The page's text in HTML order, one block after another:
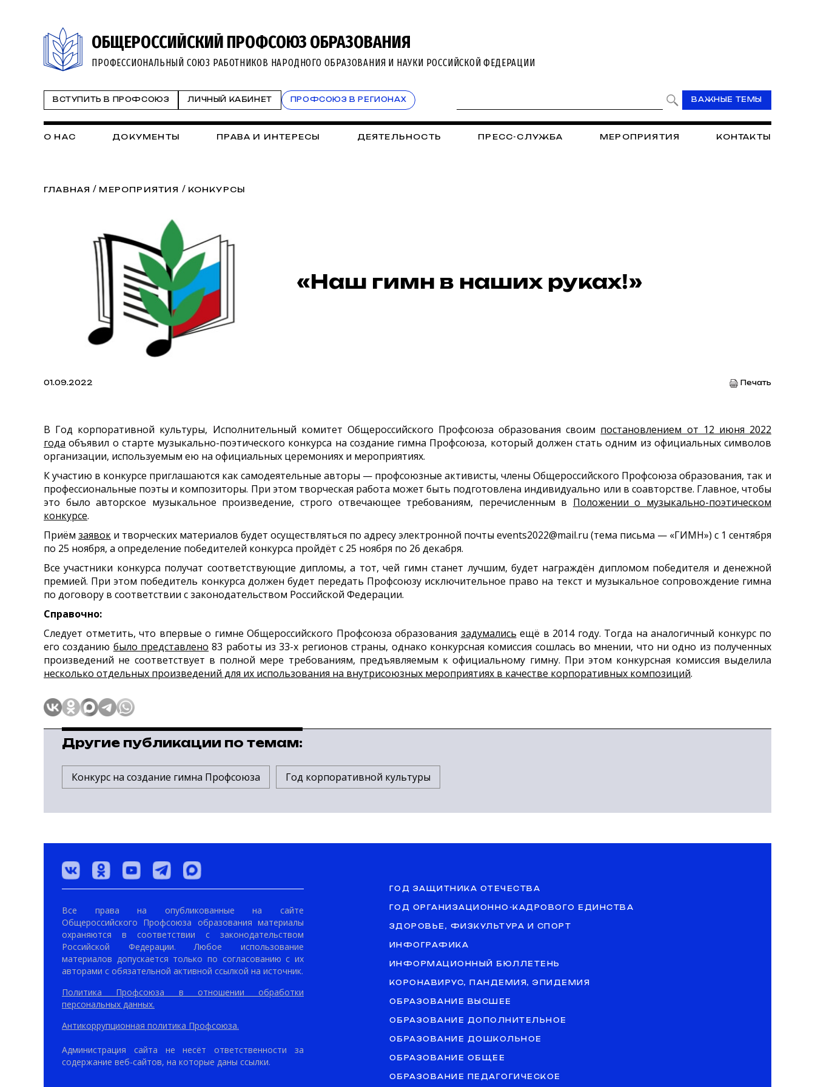
ОБЩЕРОССИЙСКИЙ ПРОФСОЮЗ ОБРАЗОВАНИЯ
ПРОФЕССИОНАЛЬНЫЙ СОЮЗ РАБОТНИКОВ НАРОДНОГО ОБРАЗОВАНИЯ И НАУКИ РОССИЙСКОЙ ФЕДЕРАЦИИ
ВСТУПИТЬ В ПРОФСОЮЗ ЛИЧНЫЙ КАБИНЕТ ПРОФСОЮЗ В РЕГИОНАХ ВАЖНЫЕ ТЕМЫ
О НАС ДОКУМЕНТЫ ПРАВА И ИНТЕРЕСЫ ДЕЯТЕЛЬНОСТЬ ПРЕСС-СЛУЖБА МЕРОПРИЯТИЯ КОНТАКТЫ
ГЛАВНАЯ / МЕРОПРИЯТИЯ / КОНКУРСЫ
«Наш гимн в наших руках!»
01.09.2022 Печать
В Год корпоративной культуры, Исполнительный комитет Общероссийского Профсоюза образования своим постановлением от 12 июня 2022
года объявил о старте музыкально-поэтического конкурса на создание гимна Профсоюза, который должен стать одним из официальных символов
организации, используемым ею на официальных церемониях и мероприятиях.
К участию в конкурсе приглашаются как самодеятельные авторы — профсоюзные активисты, члены Общероссийского Профсоюза образования, так и
профессиональные поэты и композиторы. При этом творческая работа может быть подготовлена индивидуально или в соавторстве. Главное, чтобы
это было авторское музыкальное произведение, строго отвечающее требованиям, перечисленным в Положении о музыкально-поэтическом
конкурсе.
Приём заявок и творческих материалов будет осуществляться по адресу электронной почты events2022@mail.ru (тема письма — «ГИМН») с 1 сентября
по 25 ноября, а определение победителей конкурса пройдёт с 25 ноября по 26 декабря.
Все участники конкурса получат соответствующие дипломы, а тот, чей гимн станет лучшим, будет награждён дипломом победителя и денежной
премией. При этом победитель конкурса должен будет передать Профсоюзу исключительное право на текст и музыкальное сопровождение гимна
по договору в соответствии с законодательством Российской Федерации.
Справочно:
Следует отметить, что впервые о гимне Общероссийского Профсоюза образования задумались ещё в 2014 году. Тогда на аналогичный конкурс по
его созданию было представлено 83 работы из 33-х регионов страны, однако конкурсная комиссия сошлась во мнении, что ни одно из полученных
произведений не соответствует в полной мере требованиям, предъявляемым к официальному гимну. При этом конкурсная комиссия выделила
несколько отдельных произведений для их использования на внутрисоюзных мероприятиях в качестве корпоративных композиций.
Другие публикации по темам:
Конкурс на создание гимна Профсоюза Год корпоративной культуры
Все права на опубликованные на сайте
Общероссийского Профсоюза образования материалы
охраняются в соответствии с законодательством
Российской Федерации. Любое использование
материалов допускается только по согласованию с их
авторами с обязательной активной ссылкой на источник.
Политика Профсоюза в отношении обработки
персональных данных.
Антикоррупционная политика Профсоюза.
Администрация сайта не несёт ответственности за
содержание веб-сайтов, на которые даны ссылки.
ГОД ЗАЩИТНИКА ОТЕЧЕСТВА
ГОД ОРГАНИЗАЦИОННО-КАДРОВОГО ЕДИНСТВА
ЗДОРОВЬЕ, ФИЗКУЛЬТУРА И СПОРТ
ИНФОГРАФИКА
ИНФОРМАЦИОННЫЙ БЮЛЛЕТЕНЬ
КОРОНАВИРУС, ПАНДЕМИЯ, ЭПИДЕМИЯ
ОБРАЗОВАНИЕ ВЫСШЕЕ
ОБРАЗОВАНИЕ ДОПОЛНИТЕЛЬНОЕ
ОБРАЗОВАНИЕ ДОШКОЛЬНОЕ
ОБРАЗОВАНИЕ ОБЩЕЕ
ОБРАЗОВАНИЕ ПЕДАГОГИЧЕСКОЕ